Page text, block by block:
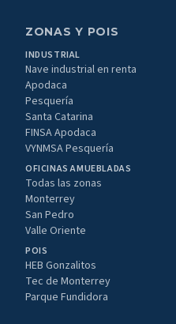
ZONAS Y POIS
INDUSTRIAL
Nave industrial en renta
Apodaca
Pesquería
Santa Catarina
FINSA Apodaca
VYNMSA Pesquería
OFICINAS AMUEBLADAS
Todas las zonas
Monterrey
San Pedro
Valle Oriente
POIS
HEB Gonzalitos
Tec de Monterrey
Parque Fundidora